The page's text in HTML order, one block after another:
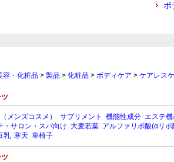
ボ
容・化粧品 > 製品 > 化粧品 > ボディケア > ケアレス
メンズコスメ） サプリメント 機能性成分 エステ
・サロン・スパ向け 大麦若葉 アルファリポ酸(αリポ
乳 寒天 車椅子